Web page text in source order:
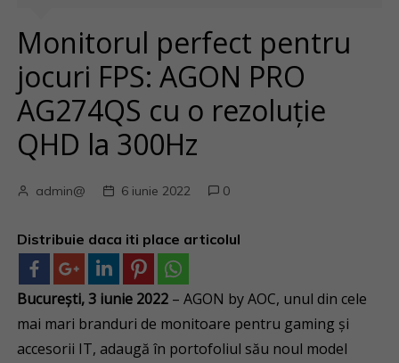
Monitorul perfect pentru
jocuri FPS: AGON PRO
AG274QS cu o rezoluție
QHD la 300Hz
admin@ 6 iunie 2022 0
Distribuie daca iti place articolul
București, 3 iunie 2022 – AGON by AOC, unul din cele
mai mari branduri de monitoare pentru gaming și
accesorii IT, adaugă în portofoliul său noul model